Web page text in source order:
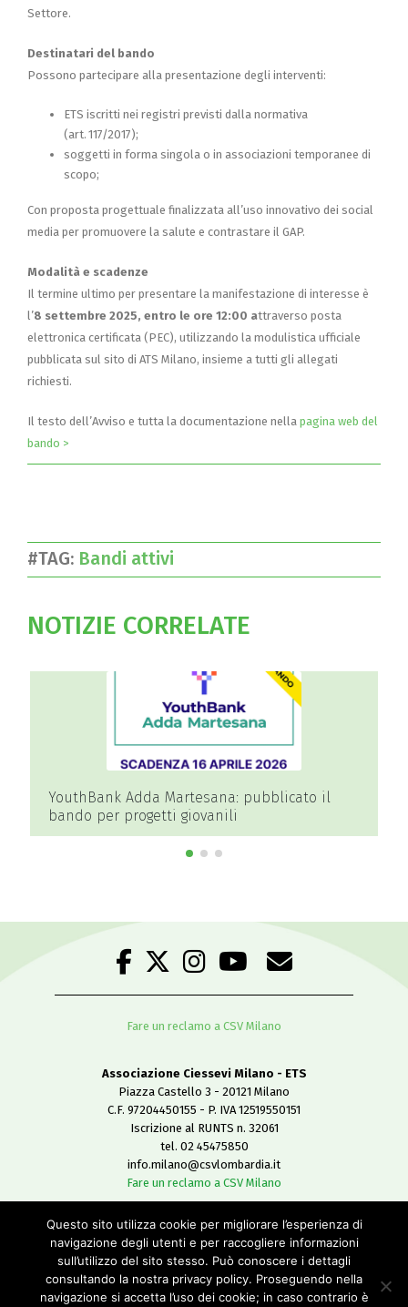
Settore.
Destinatari del bando
Possono partecipare alla presentazione degli interventi:
ETS iscritti nei registri previsti dalla normativa
(art. 117/2017);
soggetti in forma singola o in associazioni temporanee di
scopo;
Con proposta progettuale finalizzata all’uso innovativo dei social
media per promuovere la salute e contrastare il GAP.
Modalità e scadenze
Il termine ultimo per presentare la manifestazione di interesse è
l’8 settembre 2025, entro le ore 12:00 attraverso posta
elettronica certificata (PEC), utilizzando la modulistica ufficiale
pubblicata sul sito di ATS Milano, insieme a tutti gli allegati
richiesti.
Il testo dell’Avviso e tutta la documentazione nella pagina web del
bando >
#TAG: Bandi attivi
NOTIZIE CORRELATE
YouthBank Adda Martesana: pubblicato il
bando per progetti giovanili
Fare un reclamo a CSV Milano
Associazione Ciessevi Milano - ETS
Piazza Castello 3 - 20121 Milano
C.F. 97204450155 - P. IVA 12519550151
Iscrizione al RUNTS n. 32061
tel. 02 45475850
info.milano@csvlombardia.it
Fare un reclamo a CSV Milano
Copyright 2019
All Rights Reserved
-
Privacy policy
Questo sito utilizza cookie per migliorare l’esperienza di
navigazione degli utenti e per raccogliere informazioni
sull’utilizzo del sito stesso. Può conoscere i dettagli
consultando la nostra privacy policy. Proseguendo nella
navigazione si accetta l’uso dei cookie; in caso contrario è